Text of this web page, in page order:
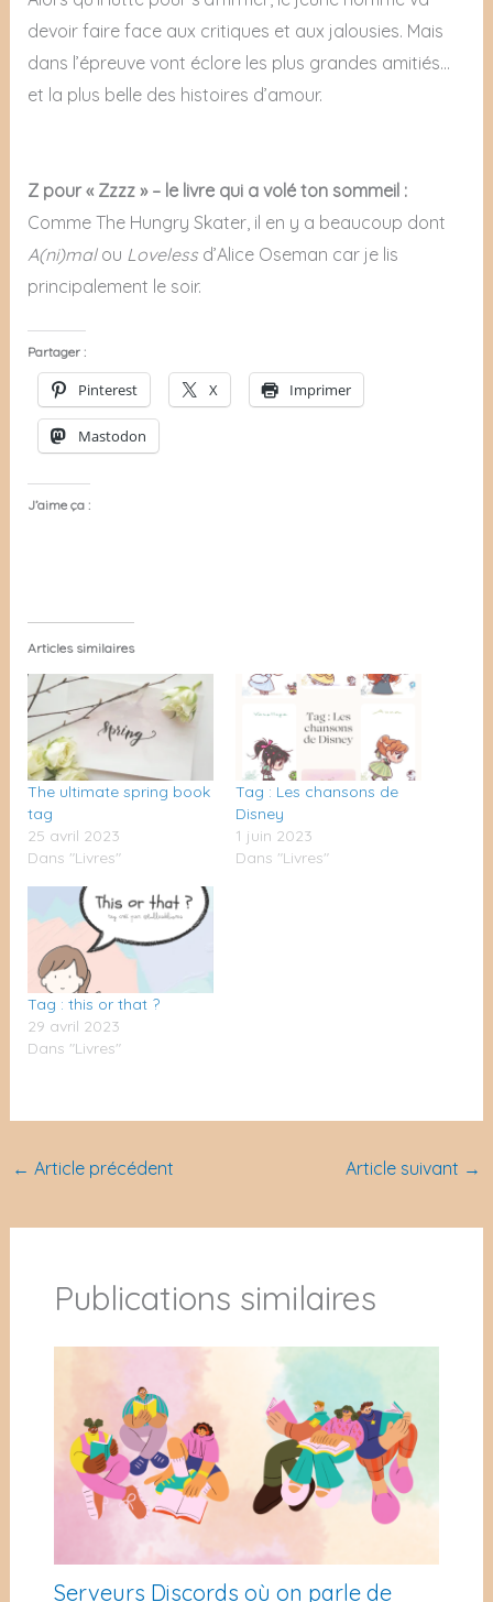
devoir faire face aux critiques et aux jalousies. Mais
dans l’épreuve vont éclore les plus grandes amitiés…
et la plus belle des histoires d’amour.
Z pour « Zzzz » – le livre qui a volé ton sommeil :
Comme The Hungry Skater, il en y a beaucoup dont
A(ni)mal ou Lovelessd’Alice Oseman car je lis
principalement le soir.
Partager :
Pinterest X Imprimer
Mastodon
J’aime ça :
Articles similaires
The ultimate spring book
tag
25 avril 2023
Dans "Livres"
Tag : Les chansons de
Disney
1 juin 2023
Dans "Livres"
Tag : this or that ?
29 avril 2023
Dans "Livres"
← Article précédent Article suivant →
Publications similaires
Serveurs Discords où on parle de